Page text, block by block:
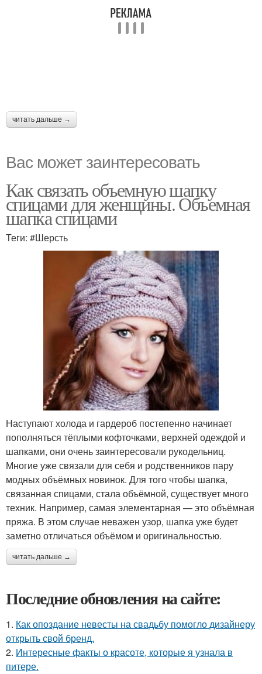
читать дальше →
Вас может заинтересовать
Как связать объемную шапку
спицами для женщины. Объемная
шапка спицами
Теги: #Шерсть
Наступают холода и гардероб постепенно начинает
пополняться тёплыми кофточками, верхней одеждой и
шапками, они очень заинтересовали рукодельниц.
Многие уже связали для себя и родственников пару
модных объёмных новинок. Для того чтобы шапка,
связанная спицами, стала объёмной, существует много
техник. Например, самая элементарная — это объёмная
пряжа. В этом случае неважен узор, шапка уже будет
заметно отличаться объёмом и оригинальностью.
читать дальше →
Последние обновления на сайте:
1. Как опоздание невесты на свадьбу помогло дизайнеру
открыть свой бренд.
2. Интересные факты о красоте, которые я узнала в
питере.